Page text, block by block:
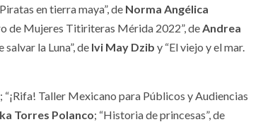
en tierra maya”, de Norma Angélica
de Mujeres Titiriteras Mérida 2022”, deAndrea
la Luna”, de Ivi May Dzib y “El viejo y el mar.
Taller Mexicano para Públicos y Audiencias
Torres Polanco; “Historia de princesas”, de